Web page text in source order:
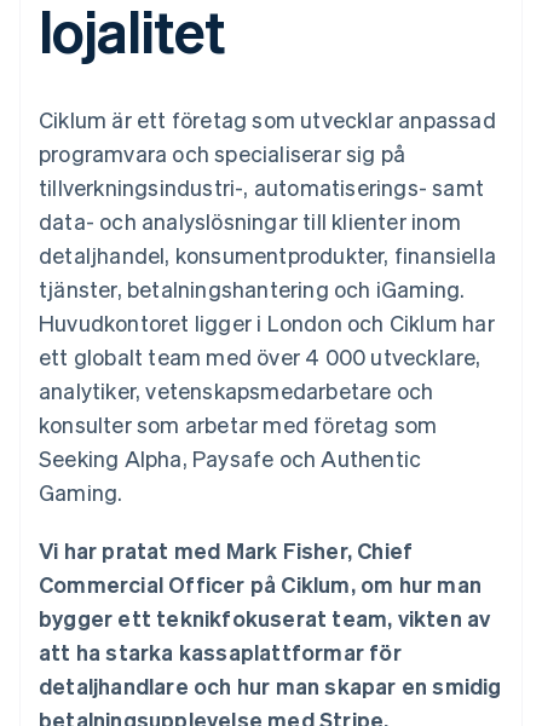
Link
Accelererad kassaprocess
Financial Connections
rapporter
Data Pipeline
Datasynkronisering
Mer
Product roadmap
Se vad som kommer härnäst
Radar
Bedrägeribekämpning
Atlas
Bolagsbildning för startups
Climate
Koldioxidinfångning
Identitetsverifiering online
Stripe Sessions 2026
Se hur Stripe bygger den ekonomiska
Plattformar
SaaS
Efter bransch
AI-företag
Kreatörsekonomi
Spel
Besöksnäring, resor
Försäkringsbolag
Media och
underhållning
Ideella organisationer
Professionella tjänster
Offentlig sektor
Detaljhandel
Partner
Stripe App Marketplace
Erbjud
användningsbaserad
fakturering
Tillhandahåll och
hantera tjänster med
agenter
Resurser
Appintegrationer
Kodexempel
Utvecklarblogg
API-status
Produktplan
Karriärer
Nyhetsrum
Stripe Press
Kontakt
Kontakta säljteamet
Bli partner
lojalitet
Ciklum är ett företag som utvecklar anpassad
programvara och specialiserar sig på
tillverkningsindustri-, automatiserings- samt
data- och analyslösningar till klienter inom
detaljhandel, konsumentprodukter, finansiella
tjänster, betalningshantering och iGaming.
Huvudkontoret ligger i London och Ciklum har
ett globalt team med över 4 000 utvecklare,
analytiker, vetenskapsmedarbetare och
konsulter som arbetar med företag som
Seeking Alpha, Paysafe och Authentic
Gaming.
Vi har pratat med Mark Fisher, Chief
Commercial Officer på Ciklum, om hur man
bygger ett teknikfokuserat team, vikten av
att ha starka kassaplattformar för
detaljhandlare och hur man skapar en smidig
betalningsupplevelse med Stripe.